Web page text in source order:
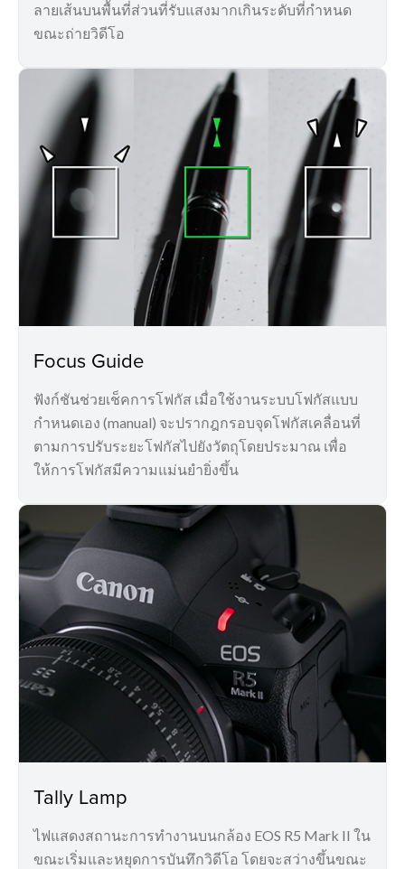
ลายเส้นบนพื้นที่ส่วนที่รับแสงมากเกินระดับที่กำหนด
ขณะถ่ายวิดีโอ
Focus Guide
ฟังก์ชันช่วยเช็คการโฟกัส เมื่อใช้งานระบบโฟกัสแบบ
กำหนดเอง (manual) จะปรากฎกรอบจุดโฟกัสเคลื่อนที่
ตามการปรับระยะโฟกัสไปยังวัตถุโดยประมาณ เพื่อ
ให้การโฟกัสมีความแม่นยำยิ่งขึ้น
Tally Lamp
ไฟแสดงสถานะการทำงานบนกล้อง EOS R5 Mark II ใน
ขณะเริ่มและหยุดการบันทึกวิดีโอ โดยจะสว่างขึ้นขณะ